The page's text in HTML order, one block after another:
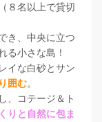
８名以上で貸切
き、中央に立つ
る小さな島！
イな白砂とサン
囲む。
、コテージ＆ト
りと自然に包ま